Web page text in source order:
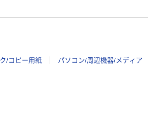
/コピー用紙 パソコン/周辺機器/メディア